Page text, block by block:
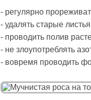
- регулярно
- удалять старые
- проводить полив
- не злоупотреблять
- вовремя проводить